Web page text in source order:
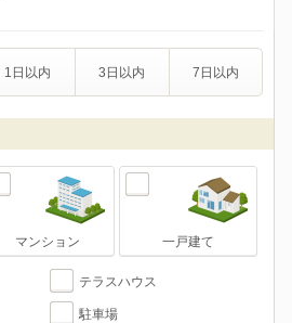
1日以内 3日以内 7日以内
マンション 一戸建て
テラスハウス
駐車場